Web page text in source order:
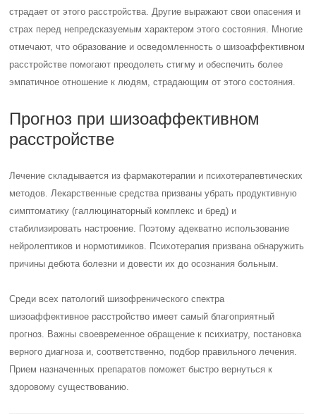
страдает от этого расстройства. Другие выражают свои опасения и
страх перед непредсказуемым характером этого состояния. Многие
отмечают, что образование и осведомленность о шизоаффективном
расстройстве помогают преодолеть стигму и обеспечить более
эмпатичное отношение к людям, страдающим от этого состояния.
Прогноз при шизоаффективном
расстройстве
Лечение складывается из фармакотерапии и психотерапевтических
методов. Лекарственные средства призваны убрать продуктивную
симптоматику (галлюцинаторный комплекс и бред) и
стабилизировать настроение. Поэтому адекватно использование
нейролептиков и нормотимиков. Психотерапия призвана обнаружить
причины дебюта болезни и довести их до осознания больным.
Среди всех патологий шизофренического спектра
шизоаффективное расстройство имеет самый благоприятный
прогноз. Важны своевременное обращение к психиатру, постановка
верного диагноза и, соответственно, подбор правильного лечения.
Прием назначенных препаратов поможет быстро вернуться к
здоровому существованию.